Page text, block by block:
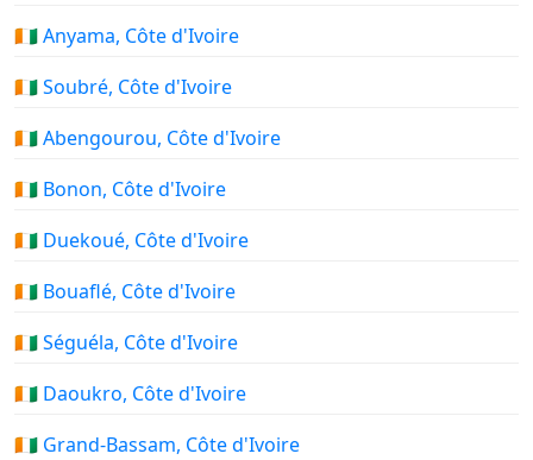
🇨🇮 Anyama, Côte d'Ivoire
🇨🇮 Soubré, Côte d'Ivoire
🇨🇮 Abengourou, Côte d'Ivoire
🇨🇮 Bonon, Côte d'Ivoire
🇨🇮 Duekoué, Côte d'Ivoire
🇨🇮 Bouaflé, Côte d'Ivoire
🇨🇮 Séguéla, Côte d'Ivoire
🇨🇮 Daoukro, Côte d'Ivoire
🇨🇮 Grand-Bassam, Côte d'Ivoire